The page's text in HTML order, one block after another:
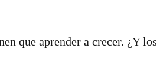
que aprender a crecer. ¿Y los